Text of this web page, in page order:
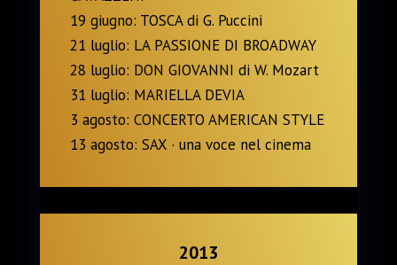
19 giugno: TOSCA di G. Puccini
21 luglio: LA PASSIONE DI BROADWAY
28 luglio: DON GIOVANNI di W. Mozart
31 luglio: MARIELLA DEVIA
3 agosto: CONCERTO AMERICAN STYLE
13 agosto: SAX · una voce nel cinema
2013